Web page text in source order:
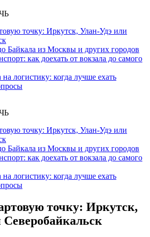
точку: Иркутск, Улан-Удэ или
Байкала из Москвы и других городов
как доехать от вокзала до самого
логистику: когда лучше ехать
точку: Иркутск, Улан-Удэ или
Байкала из Москвы и других городов
как доехать от вокзала до самого
логистику: когда лучше ехать
точку: Иркутск,